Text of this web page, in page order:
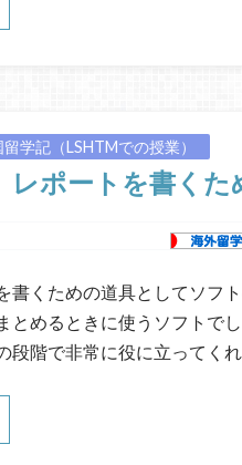
学記（LSHTMでの授業）
レポートを書く
書くための道具としてソフ
とめるときに使うソフトで
段階で非常に役に立ってく